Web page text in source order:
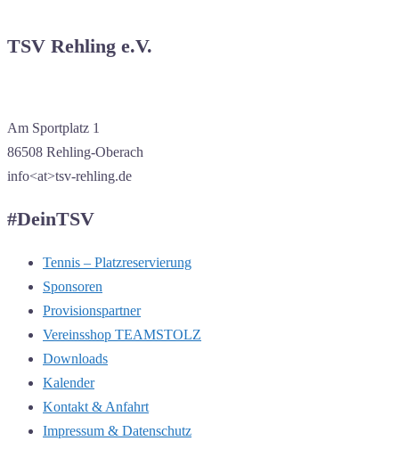
TSV Rehling e.V.
Am Sportplatz 1
86508 Rehling-Oberach
info<at>tsv-rehling.de
#DeinTSV
Tennis – Platzreservierung
Sponsoren
Provisionspartner
Vereinsshop TEAMSTOLZ
Downloads
Kalender
Kontakt & Anfahrt
Impressum & Datenschutz